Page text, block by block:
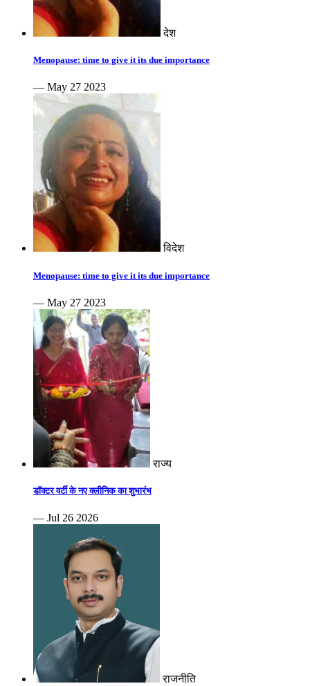
देश
Menopause: time to give it its due importance
— May 27 2023
विदेश
Menopause: time to give it its due importance
— May 27 2023
राज्य
डॉक्टर वर्टी के नए क्लीनिक का शुभारंभ
— Jul 26 2026
राजनीति